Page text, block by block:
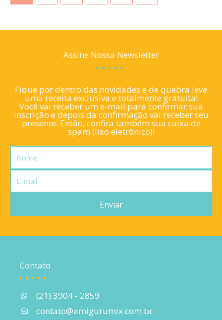
Assine Nossa Newsletter
Fique por dentro das novidades e de quebra leve
uma receita exclusiva e totalmente gratuita!
Você vai receber um e-mail para confirmar sua
inscrição e depois da confirmação vai receber seu
presente. Então, confira também sua caixa de
spam (lixo eletrônico)!
Nome
mail
Enviar
Contato
(21) 3904 - 2859
contato@amigurumix.com.br